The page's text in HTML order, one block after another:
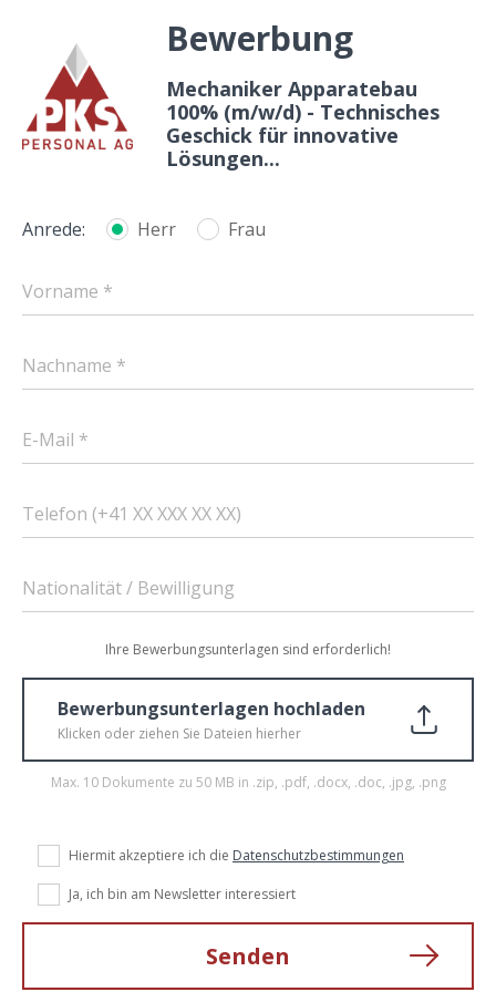
Bewerbung
Mechaniker Apparatebau
100% (m/w/d) - Technisches
Geschick für innovative
Lösungen...
Anrede: Herr Frau
Vorname *
Nachname *
E-Mail *
Telefon (+41 XX XXX XX XX)
Nationalität / Bewilligung
Ihre Bewerbungsunterlagen sind erforderlich!
Bewerbungsunterlagen hochladen
Klicken oder ziehen Sie Dateien hierher
Max. 10 Dokumente zu 50 MB in .zip, .pdf, .docx, .doc, .jpg, .png
Hiermit akzeptiere ich die Datenschutzbestimmungen
Ja, ich bin am Newsletter interessiert
Senden